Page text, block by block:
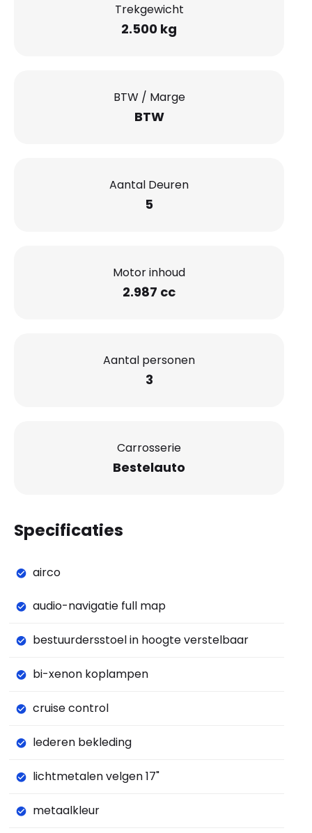
Trekgewicht
2.500 kg
BTW / Marge
BTW
Aantal Deuren
5
Motor inhoud
2.987 cc
Aantal personen
3
Carrosserie
Bestelauto
Specificaties
airco
audio-navigatie full map
bestuurdersstoel in hoogte verstelbaar
bi-xenon koplampen
cruise control
lederen bekleding
lichtmetalen velgen 17"
metaalkleur